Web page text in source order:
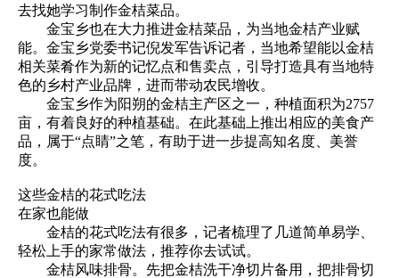
去找她学习制作金桔菜品。
金宝乡也在大力推进金桔菜品，为当地金桔产业赋
能。金宝乡党委书记倪发军告诉记者，当地希望能以金桔
相关菜肴作为新的记忆点和售卖点，引导打造具有当地特
色的乡村产业品牌，进而带动农民增收。
金宝乡作为阳朔的金桔主产区之一，种植面积为2757
亩，有着良好的种植基础。在此基础上推出相应的美食产
品，属于“点睛”之笔，有助于进一步提高知名度、美誉
度。
这些金桔的花式吃法
在家也能做
金桔的花式吃法有很多，记者梳理了几道简单易学、
轻松上手的家常做法，推荐你去试试。
金桔风味排骨。先把金桔洗干净切片备用，把排骨切